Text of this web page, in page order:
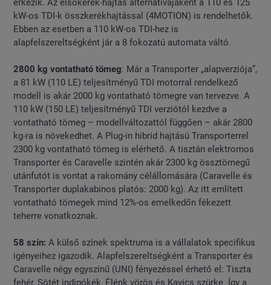
érkezik. Az elsőkerék-hajtás alternatívájaként a 110 és 125
kW-os TDI-k összkerékhajtással (4MOTION) is rendelhetők.
Ebben az esetben a 110 kW-os TDI-hez is
alapfelszereltségként jár a 8 fokozatú automata váltó.
2800 kg vontatható tömeg: Már a Transporter „alapverziója”,
a 81 kW (110 LE) teljesítményű TDI motorral rendelkező
modell is akár 2000 kg vontatható tömegre van tervezve. A
110 kW (150 LE) teljesítményű TDI verziótól kezdve a
vontatható tömeg – modellváltozattól függően – akár 2800
kg-ra is növekedhet. A Plug-in hibrid hajtású Transporterrel
2300 kg vontatható tömeg is elérhető. A tisztán elektromos
Transporter és Caravelle szintén akár 2300 kg össztömegű
utánfutót is vontat a rakomány célállomására (Caravelle és
Transporter duplakabinos platós: 2000 kg). Az itt említett
vontatható tömegek mind 12%-os emelkedőn fékezett
teherre vonatkoznak.
58 szín: A külső színek spektruma is a vállalatok specifikus
igényeihez igazodik. Alapfelszereltségként a Transporter és
Caravelle négy egyszínű (UNI) fényezéssel érhető el: Tiszta
fehér, Sötét indigókék, Élénk vörös és Kavics szürke. Így a